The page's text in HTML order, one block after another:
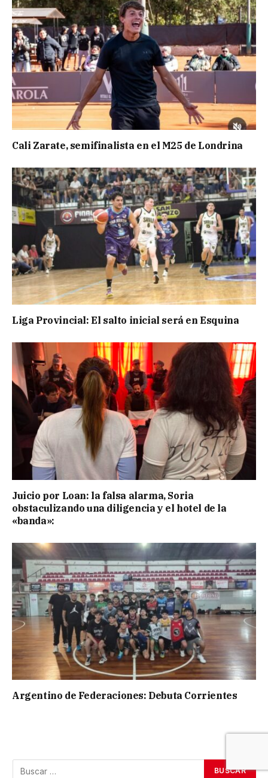
Cali Zarate, semifinalista en el M25 de Londrina
Liga Provincial: El salto inicial será en Esquina
Juicio por Loan: la falsa alarma, Soria
obstaculizando una diligencia y el hotel de la
«banda»:
Argentino de Federaciones: Debuta Corrientes